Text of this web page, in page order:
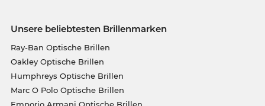
Unsere beliebtesten Brillenmarken
Ray-Ban Optische Brillen
Oakley Optische Brillen
Humphreys Optische Brillen
Marc O Polo Optische Brillen